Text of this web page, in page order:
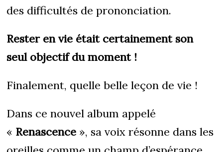
des difficultés de prononciation.
Rester en vie était certainement son
seul objectif du moment !
Finalement, quelle belle leçon de vie !
Dans ce nouvel album appelé
« Renascence », sa voix résonne dans les